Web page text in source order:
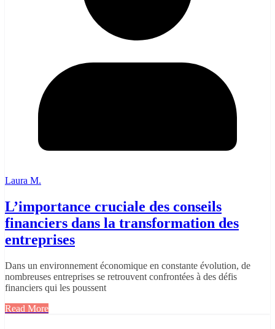
Laura M.
L’importance cruciale des conseils
financiers dans la transformation des
entreprises
Dans un environnement économique en constante évolution, de
nombreuses entreprises se retrouvent confrontées à des défis
financiers qui les poussent
Read More